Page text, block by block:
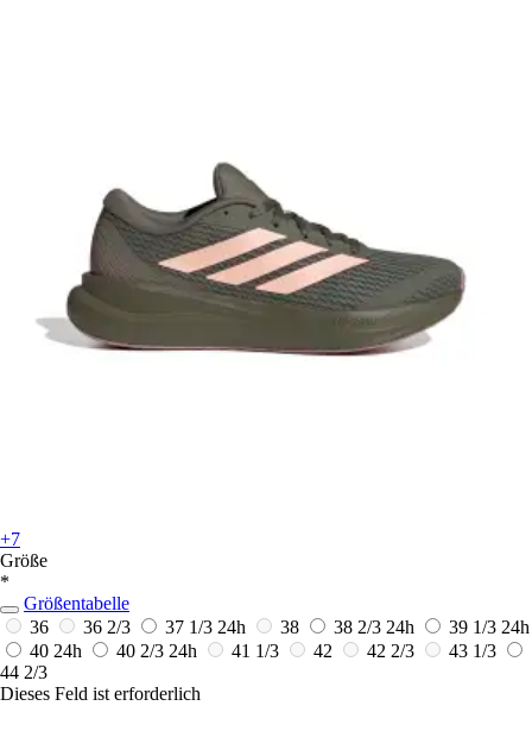
+7
Größe
*
Größentabelle
36
36 2/3 37 1/3 24h 38 38 2/3 24h 39 1/3 24h
40 24h 40 2/3 24h 41 1/3 42 42 2/3
43 1/3
44 2/3
Dieses Feld ist erforderlich